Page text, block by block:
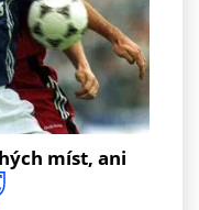
míst, ani